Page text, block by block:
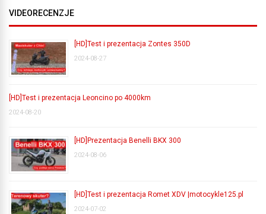
VIDEORECENZJE
[HD]Test i prezentacja Zontes 350D
2024-08-27
[HD]Test i prezentacja Leoncino po 4000km
2024-08-20
[HD]Prezentacja Benelli BKX 300
2024-08-06
[HD]Test i prezentacja Romet XDV |motocykle125.pl
2024-07-02